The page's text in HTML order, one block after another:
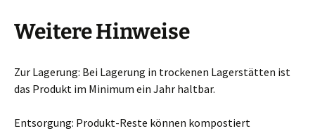
Weitere Hinweise
Zur Lagerung: Bei Lagerung in trockenen Lagerstätten ist
das Produkt im Minimum ein Jahr haltbar.
Entsorgung: Produkt-Reste können kompostiert